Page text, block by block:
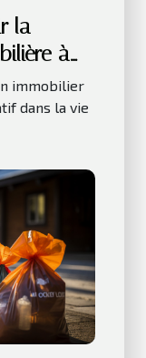
la
à
immobilier
dans la vie